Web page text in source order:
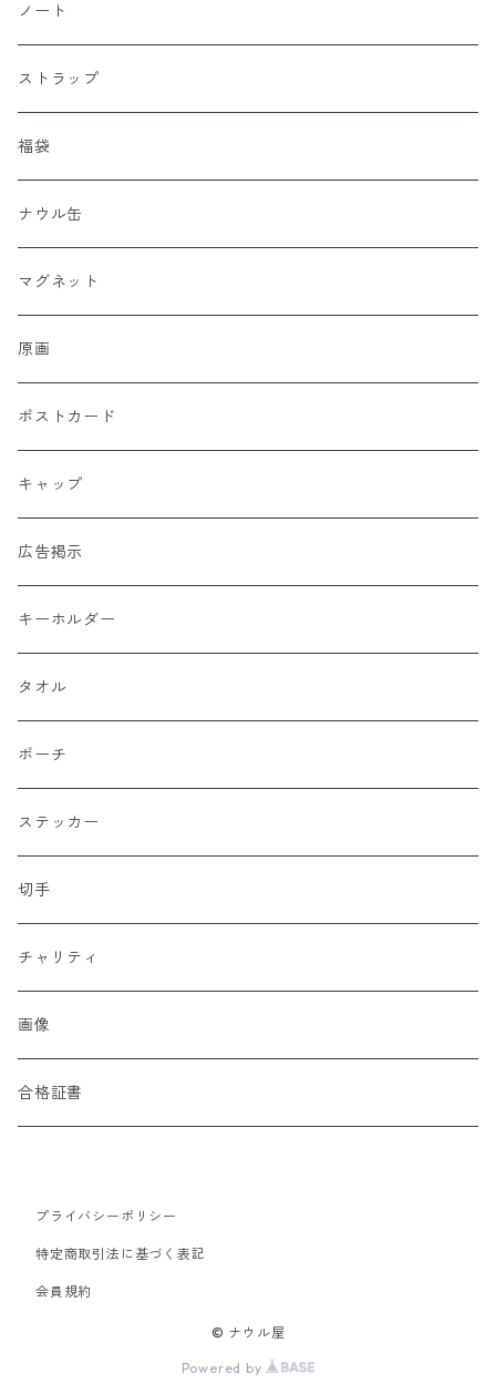
ノート
ストラップ
福袋
ナウル缶
マグネット
原画
ポストカード
キャップ
広告掲示
キーホルダー
タオル
ポーチ
ステッカー
切手
チャリティ
画像
合格証書
プライバシーポリシー
特定商取引法に基づく表記
会員規約
© ナウル屋
Powered by